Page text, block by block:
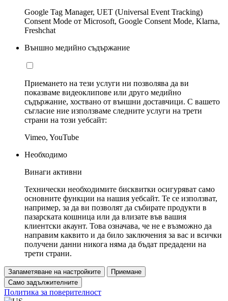
Google Tag Manager, UET (Universal Event Tracking)
Consent Mode от Microsoft, Google Consent Mode, Klarna,
Freshchat
Външно медийно съдържание
Приемането на тези услуги ни позволява да ви
показваме видеоклипове или друго медийно
съдържание, хоствано от външни доставчици. С вашето
съгласие ние използваме следните услуги на трети
страни на този уебсайт:
Vimeo, YouTube
Необходимо
Винаги активни
Технически необходимите бисквитки осигуряват само
основните функции на нашия уебсайт. Те се използват,
например, за да ви позволят да събирате продукти в
пазарската кошница или да влизате във вашия
клиентски акаунт. Това означава, че не е възможно да
направим каквито и да било заключения за вас и всички
получени данни никога няма да бъдат предадени на
трети страни.
Запаметяване на настройките
Приемане
Само задължителните
Политика за поверителност